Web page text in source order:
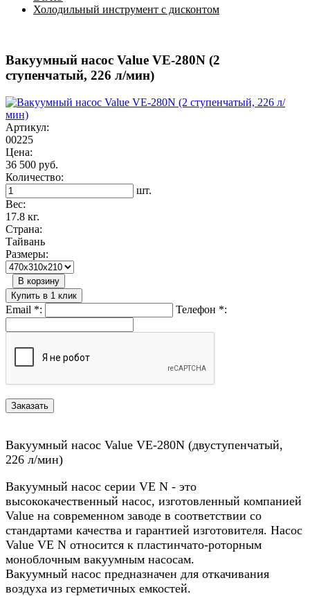
Холодильный инструмент с дисконтом
Вакуумный насос Value VE-280N (2
ступенчатый, 226 л/мин)
Артикул:
00225
Цена:
36 500 руб.
Количество:
шт.
Вес:
17.8 кг.
Страна:
Тайвань
Размеры:
В корзину
Купить в 1 клик
Email *: Телефон *:
Вакуумный насос Value VE-280N (двуступенчатый,
226 л/мин)
Вакуумный насос серии VE N - это
высококачественный насос, изготовленный компанией
Value на современном заводе в соответствии со
стандартами качества и гарантией изготовителя. Насос
Value VE N относится к пластинчато-роторным
моноблочным вакуумным насосам.
Вакуумный насос предназначен для откачивания
воздуха из герметичных емкостей.